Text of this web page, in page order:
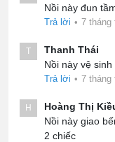
Nồi này đun
Trả lời • 7
T
Thanh Thái
Nồi này vệ
Trả lời • 7
H
Hoàng Thị
Nồi này giao
2 chiếc